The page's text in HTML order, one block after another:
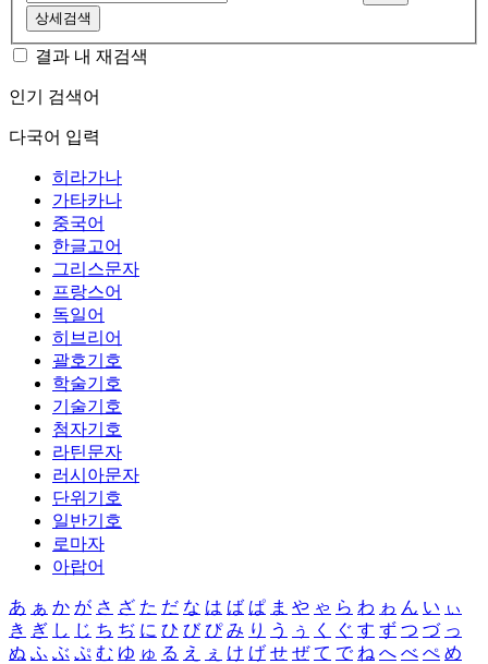
상세검색
결과 내 재검색
인기 검색어
다국어 입력
히라가나
가타카나
중국어
한글고어
그리스문자
프랑스어
독일어
히브리어
괄호기호
학술기호
기술기호
첨자기호
라틴문자
러시아문자
단위기호
일반기호
로마자
아랍어
あ ぁ か が さ ざ た だ な は ば ぱ ま や ゃ ら わ ゎ ん い ぃ
き ぎ し じ ち ぢ に ひ び ぴ み り う ぅ く ぐ す ず つ づ っ
ぬ ふ ぶ ぷ む ゆ ゅ る え ぇ け げ せ ぜ て で ね へ べ ぺ め